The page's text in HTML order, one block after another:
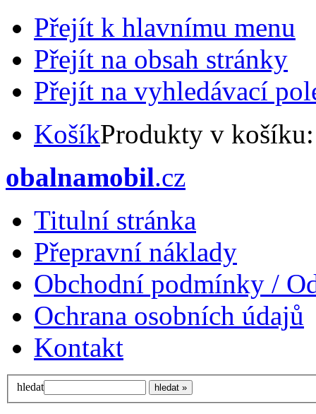
Přejít k hlavnímu menu
Přejít na obsah stránky
Přejít na vyhledávací
KošíkProdukty v
obalnamobil.cz
Titulní stránka
Přepravní náklady
Obchodní podmínky /
Ochrana osobních údajů
Kontakt
hledat